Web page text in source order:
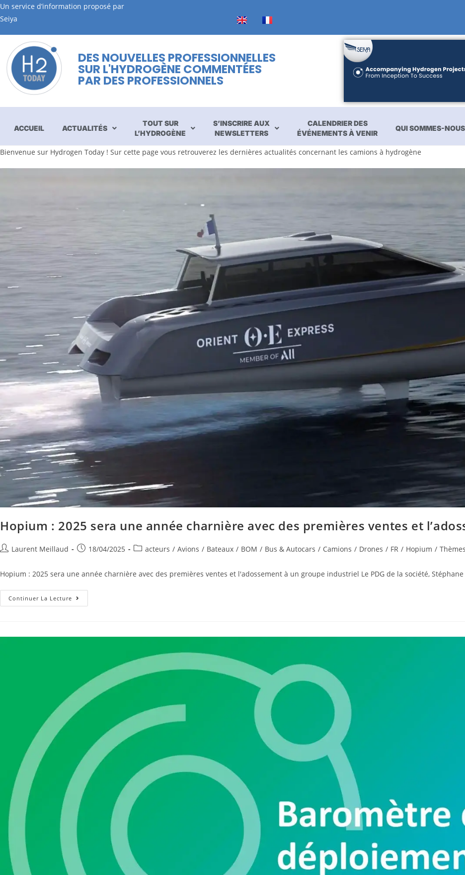
Un service d’information proposé par
Seiya
DES NOUVELLES PROFESSIONNELLES
SUR L'HYDROGÈNE COMMENTÉES
PAR DES PROFESSIONNELS
ACCUEIL ACTUALITÉS
TOUT SUR
L’HYDROGÈNE
S’INSCRIRE AUX
NEWSLETTERS
CALENDRIER DES
ÉVÉNEMENTS À VENIR
QUI SOMMES-
Bienvenue sur Hydrogen Today ! Sur cette page vous retrouverez les dernières actualités concernant les camions à hydrogène
Hopium : 2025 sera une année charnière avec des premières ventes et
Laurent Meillaud 18/04/2025 acteurs / Avions / Bateaux / BOM / Bus & Autocars / Camions / Drones / FR / Hopium /
Hopium : 2025 sera une année charnière avec des premières ventes et l'adossement à un groupe industriel Le PDG de la société,
Continuer La Lecture